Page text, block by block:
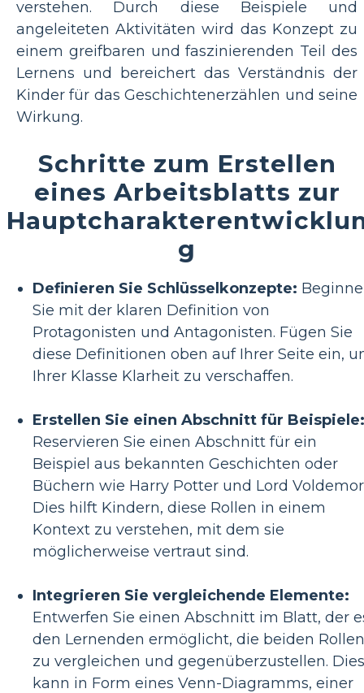
verstehen. Durch diese Beispiele und
angeleiteten Aktivitäten wird das Konzept zu
einem greifbaren und faszinierenden Teil des
Lernens und bereichert das Verständnis der
Kinder für das Geschichtenerzählen und seine
Wirkung.
Schritte zum Erstellen
eines Arbeitsblatts zur
g
Definieren Sie Schlüsselkonzepte:
Sie mit der klaren Definition von
Protagonisten und Antagonisten. Fügen Sie
diese Definitionen oben auf Ihrer Seite ein,
Ihrer Klasse Klarheit zu verschaffen.
Erstellen Sie einen Abschnitt für Beispiele:
Reservieren Sie einen Abschnitt für ein
Beispiel aus bekannten Geschichten oder
Büchern wie Harry Potter und Lord
Dies hilft Kindern, diese Rollen in einem
Kontext zu verstehen, mit dem sie
möglicherweise vertraut sind.
Integrieren Sie vergleichende Elemente:
Entwerfen Sie einen Abschnitt im Blatt, der
den Lernenden ermöglicht, die beiden Rollen
zu vergleichen und gegenüberzustellen. Dies
kann in Form eines Venn-Diagramms, einer